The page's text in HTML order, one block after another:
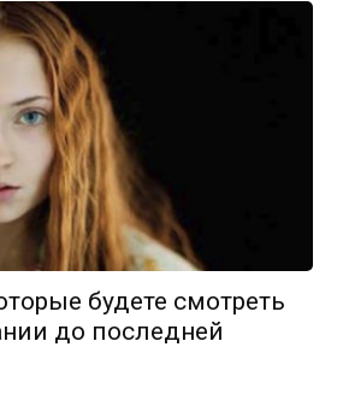
будете смотреть
до последней